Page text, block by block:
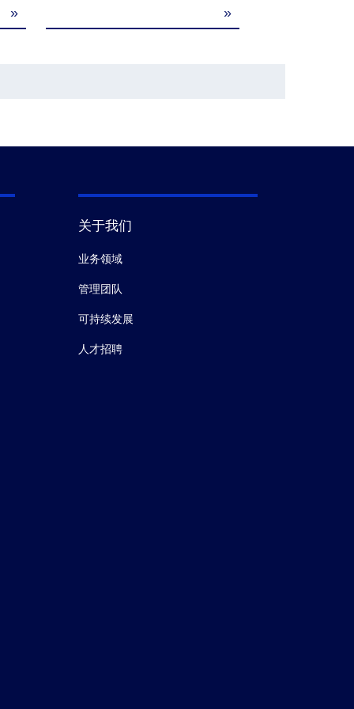
» »
关于我们
业务领域
管理团队
可持续发展
人才招聘